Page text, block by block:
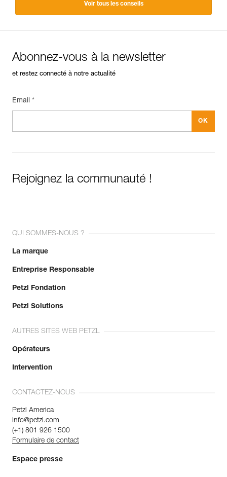
Voir tous les conseils
Abonnez-vous à la newsletter
et restez connecté à notre actualité
Email *
Rejoignez la communauté !
QUI SOMMES-NOUS ?
La marque
Entreprise Responsable
Petzl Fondation
Petzl Solutions
AUTRES SITES WEB PETZL
Opérateurs
Intervention
CONTACTEZ-NOUS
Petzl America
info@petzl.com
(+1) 801 926 1500
Formulaire de contact
Espace presse